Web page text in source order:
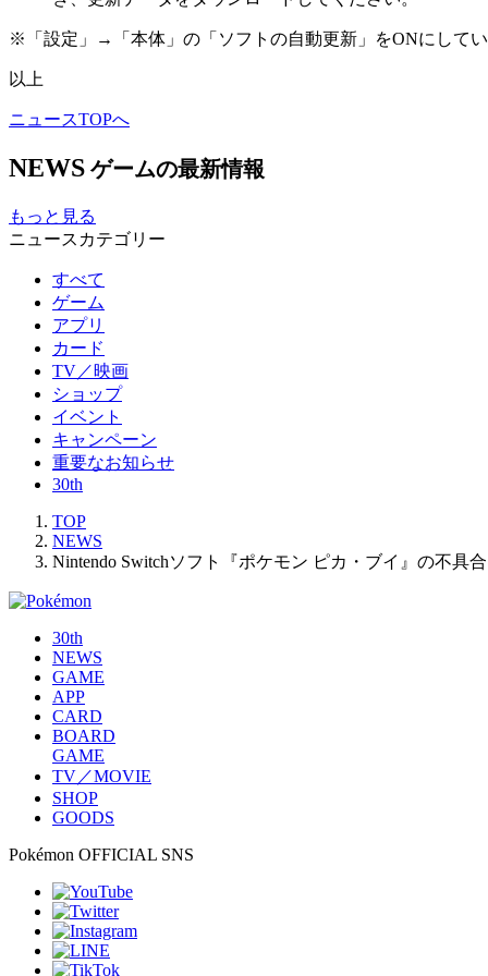
※「設定」→「本体」の「ソフトの自動更新」をONにしてい
以上
ニュースTOPへ
NEWS ゲームの最新情報
もっと見る
ニュースカテゴリー
すべて
ゲーム
アプリ
カード
TV／映画
ショップ
イベント
キャンペーン
重要なお知らせ
30th
TOP
NEWS
Nintendo Switchソフト『ポケモン ピカ・ブイ』の不具
30th
NEWS
GAME
APP
CARD
BOARD
GAME
TV／MOVIE
SHOP
GOODS
Pokémon OFFICIAL SNS